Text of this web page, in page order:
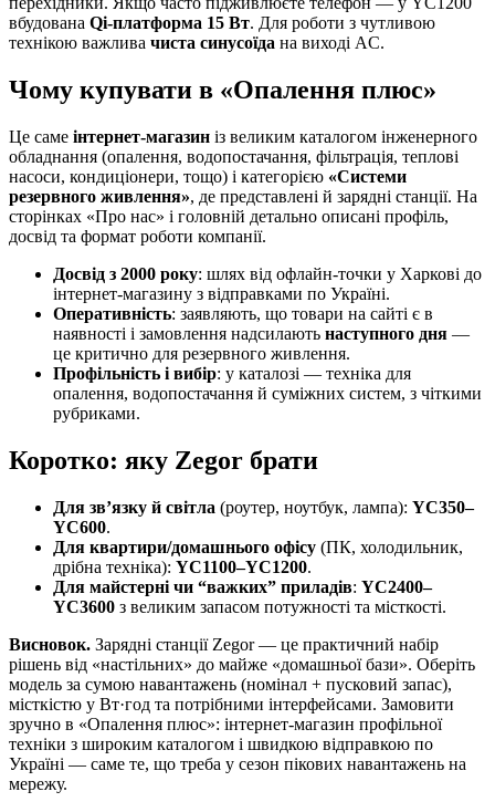
вбудована Qi-платформа 15 Вт. Для роботи з чутливою
технікою важлива чиста синусоїда на виході AC.
Чому купувати в «Опалення плюс»
Це саме інтернет-магазин із великим каталогом інженерного
обладнання (опалення, водопостачання, фільтрація, теплові
насоси, кондиціонери, тощо) і категорією «Системи
резервного живлення», де представлені й зарядні станції. На
сторінках «Про нас» і головній детально описані профіль,
досвід та формат роботи компанії.
Досвід з 2000 року: шлях від офлайн-точки у Харкові до
інтернет-магазину з відправками по Україні.
Оперативність: заявляють, що товари на сайті є в
наявності і замовлення надсилають наступного дня —
це критично для резервного живлення.
Профільність і вибір: у каталозі — техніка для
опалення, водопостачання й суміжних систем, з чіткими
рубриками.
Коротко: яку Zegor брати
Для зв’язку й світла (роутер, ноутбук, лампа): YC350–
YC600.
Для квартири/домашнього офісу (ПК, холодильник,
дрібна техніка): YC1100–YC1200.
Для майстерні чи “важких” приладів: YC2400–
YC3600 з великим запасом потужності та місткості.
Висновок. Зарядні станції Zegor — це практичний набір
рішень від «настільних» до майже «домашньої бази». Оберіть
модель за сумою навантажень (номінал + пусковий запас),
місткістю у Вт·год та потрібними інтерфейсами. Замовити
зручно в «Опалення плюс»: інтернет-магазин профільної
техніки з широким каталогом і швидкою відправкою по
Україні — саме те, що треба у сезон пікових навантажень на
мережу.